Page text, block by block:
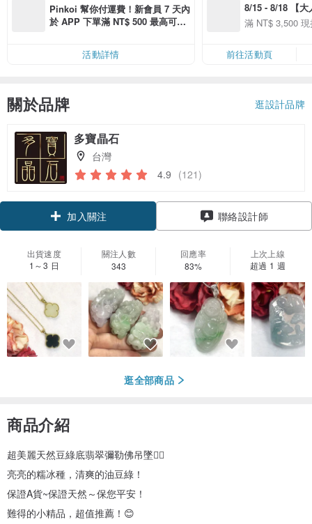
Pinkoi 幫你付運費！新會員 7 天內
於 APP 下單滿 NT$ 500 最高可折
活動詳情
8/15 - 8/18 【大
季】滿
滿 NT$ 3,500
前往活動頁
關於品牌 逛設計品牌
多寶晶石
台灣
4.9 (121)
加入關注 聯絡設計師
出貨速度
1～3 日
關注人數
343
回應率
83%
上次上線
超過 1 週
逛全部商品
商品介紹
超美麗天然豆綠底翡翠彌勒佛吊墜👍🏻
亮亮的糯冰種，清爽的油豆綠！
保證A貨~保證天然～保您平安！
難得的小精品，超值推薦！😊